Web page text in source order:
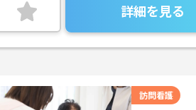
詳細を見る
訪問看護